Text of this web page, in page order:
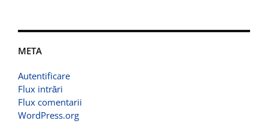
META
Autentificare
Flux intrări
Flux comentarii
WordPress.org